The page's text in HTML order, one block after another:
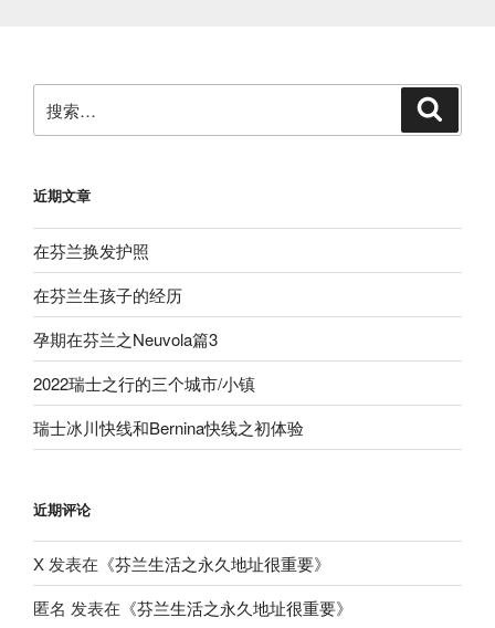
索：
近期文章
在芬兰换发护照
在芬兰生孩子的经历
孕期在芬兰之Neuvola篇3
2022瑞士之行的三个城市/小镇
瑞士冰川快线和Bernina快线之初体验
近期评论
X 发表在《芬兰生活之永久地址很重要》
匿名 发表在《芬兰生活之永久地址很重要》